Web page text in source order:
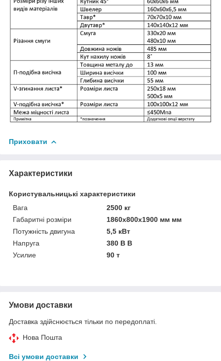
Приховати
Характеристики
Користувальницькі характеристики
Вага
2500 кг
Габаритні розміри
1860х800х1900 мм мм
Потужність двигуна
5,5 кВт
Напруга
380 В В
Усилие
90 т
Умови доставки
Доставка здійснюється тільки по передоплаті.
Нова Пошта
Всі умови доставки